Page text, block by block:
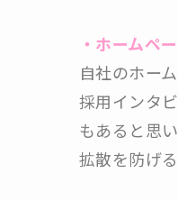
・ホームペ
自社のホー
採用インタ
もあると思
拡散を防げ